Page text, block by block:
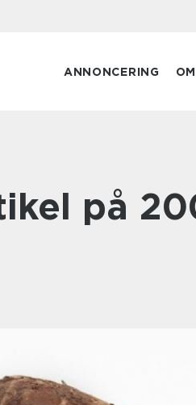
ANNONCERING
på